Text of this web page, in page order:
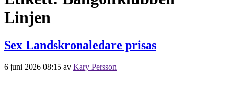
Linjen
Sex Landskronaledare prisas
6 juni 2026 08:15 av Kary Persson